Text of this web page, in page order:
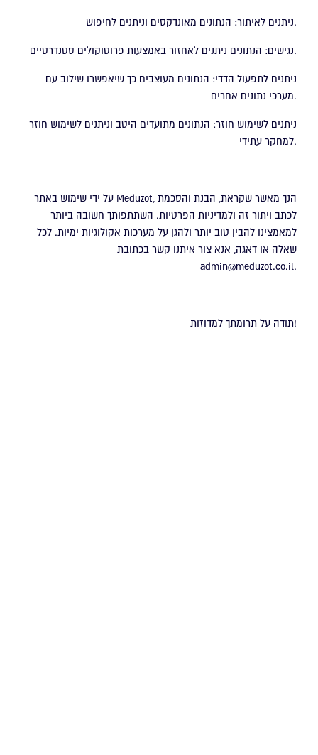
ניתנים לאיתור: הנתונים מאונדקסים וניתנים לחיפוש.
נגישים: הנתונים ניתנים לאחזור באמצעות פרוטוקולים סטנדרטיים.
ניתנים לתפעול הדדי: הנתונים מעוצבים כך שיאפשרו שילוב עם
מערכי נתונים אחרים.
ניתנים לשימוש חוזר: הנתונים מתועדים היטב וניתנים לשימוש חוזר
למחקר עתידי.
על ידי שימוש באתר Meduzot, הנך מאשר שקראת, הבנת והסכמת
לכתב ויתור זה ולמדיניות הפרטיות. השתתפותך חשובה ביותר
למאמצינו להבין טוב יותר ולהגן על מערכות אקולוגיות ימיות. לכל
שאלה או דאגה, אנא צור איתנו קשר בכתובת
admin@meduzot.co.il.
תודה על תרומתך למדוזות!